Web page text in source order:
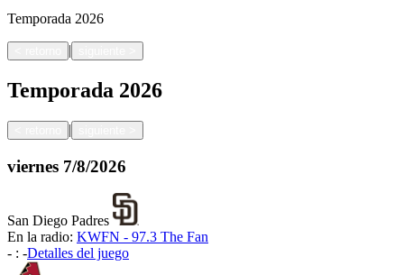
Temporada 2026
|
Temporada 2026
|
viernes 7/8/2026
San Diego Padres
En la radio: KWFN - 97.3 The Fan
- : -Detalles del juego